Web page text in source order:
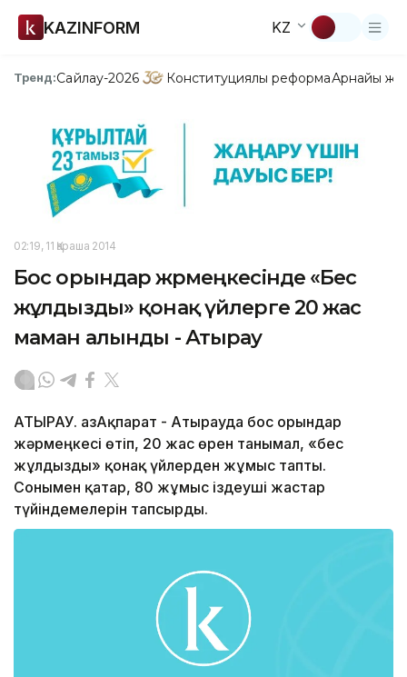
KAZINFORM KZ
Тренд:Сайлау-2026 Конституциялық реформаАрнайы
02:19, 11 Қараша 2014
Бос орындар жәрмеңкесінде «Бес
жұлдызды» қонақ үйлерге 20 жас
маман алынды - Атырау
АТЫРАУ. ҚазАқпарат - Атырауда бос орындар
жәрмеңкесі өтіп, 20 жас өрен танымал, «бес
жұлдызды» қонақ үйлерден жұмыс тапты.
Сонымен қатар, 80 жұмыс іздеуші жастар
түйіндемелерін тапсырды.